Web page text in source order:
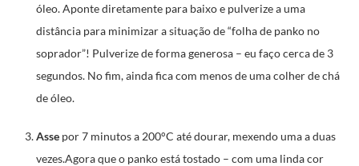
óleo. Aponte diretamente para baixo e pulverize a uma
distância para minimizar a situação de “folha de panko no
soprador”! Pulverize de forma generosa – eu faço cerca de 3
segundos. No fim, ainda fica com menos de uma colher de chá
de óleo.
Asse por 7 minutos a 200°C até dourar, mexendo uma a duas
vezes.Agora que o panko está tostado – com uma linda cor